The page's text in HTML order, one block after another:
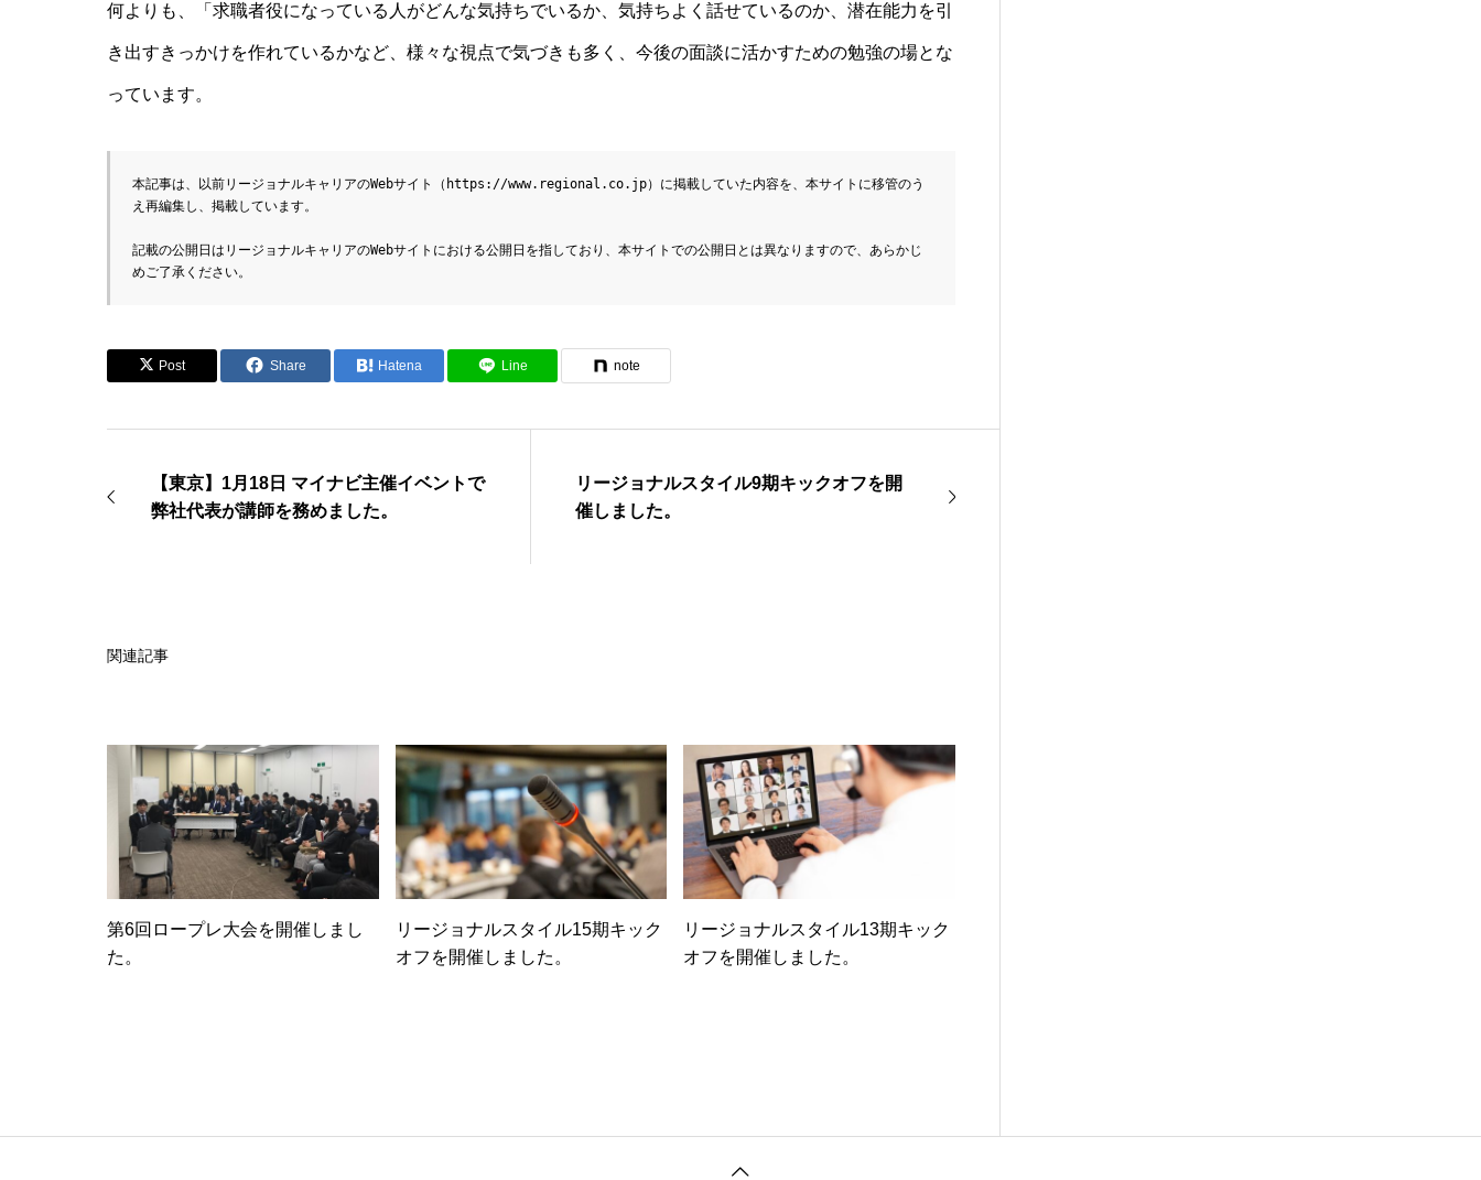
何よりも、「求職者役になっている人がどんな気持ちでいるか、気持ちよく話せているのか、潜在能力を引
き出すきっかけを作れているかなど、様々な視点で気づきも多く、今後の面談に活かすための勉強の場とな
っています。
本記事は、以前リージョナルキャリアのWebサイト（ https://www.regional.co.jp）に掲載していた内容を、本サイトに移管のう
え再編集し、掲載しています。
記載の公開日はリージョナルキャリアのWebサイトにおける公開日を指しており、本サイトでの公開日とは異なりますので、あらかじ
めご了承ください。
Post Share Hatena Line note
【東京】1月18日 マイナビ主催イベントで
弊社代表が講師を務めました。
リージョナルスタイル9期キックオフを開
催しました。
関連記事
第6回ロープレ大会を開催しまし
た。
リージョナルスタイル15期キック
オフを開催しました。
リージョナルスタイル13期キック
オフを開催しました。